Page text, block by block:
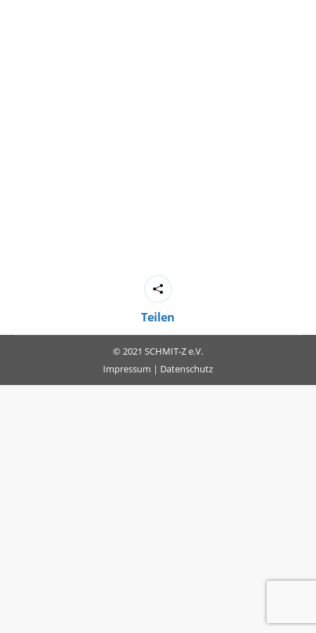
Teilen
© 2021 SCHMIT-Z e.V.
Impressum | Datenschutz